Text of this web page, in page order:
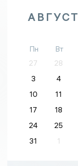
АВГУСТ
Пн Вт
27
28
3
4
10
11
17
18
24
25
31
1